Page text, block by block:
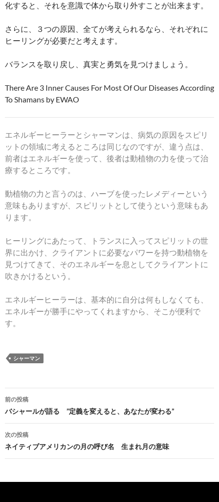
化すると、それを意識で体から取り外すことが出来ます。
さらに、３つの原因、全てが考えられるなら、それぞれに
ヒーリングが必要だと考えます。
バランスを取り戻し、真実と勇気を見つけましょう。
There Are 3 Inner Causes For Most Of Our Diseases According
To Shamans by EWAO
エネルギーヒーラーとシャーマンは、病気の原因をスピリ
ットの領域に考えるところは同じなのですが、違う点は、
前者はエネルギーを使って、後者は動植物の力を使って治
療するところです。
動植物の力と言うのは、ハーブを使ったレメディーという
意味もありますが、スピリットとして使うという意味もあ
ります。
ヒーリングにあたって、トランスに入ってスピリットの世
界に出かけ、クライアントに必要なパワーを持つ動植物を
見つけてきて、そのエネルギーを息としてクライアントに
吹きかけるという。
エネルギーヒーラーは、基本的に自分は何もしなくても、
エネルギーが勝手にやってくれますから、そこが便利で
す。
シャーマン
投
稿
ナ
ビ
ゲ
ー
前の投稿
バシャールが語る ”定義を変えると、あなたが変わる”
次の投稿
ネイティブアメリカンの月の呼び名 生まれ月の意味